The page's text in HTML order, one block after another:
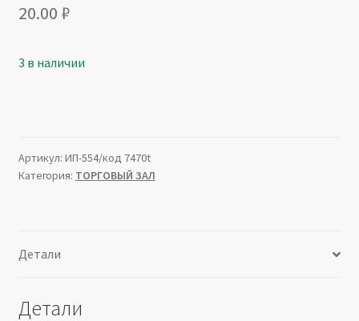
20.00 ₽
3 в наличии
Артикул: ИП-554/код 7470t
Категория: ТОРГОВЫЙ ЗАЛ
Детали
Детали